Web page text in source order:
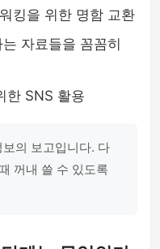
킹을 위한 명함 교환
자료들을 꼼꼼히
한 SNS 활용
의 보고입니다. 다
꺼내 쓸 수 있도록